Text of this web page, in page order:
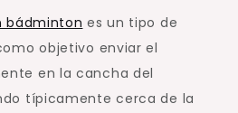
bádminton es un tipo de
objetivo enviar el
en la cancha del
típicamente cerca de la